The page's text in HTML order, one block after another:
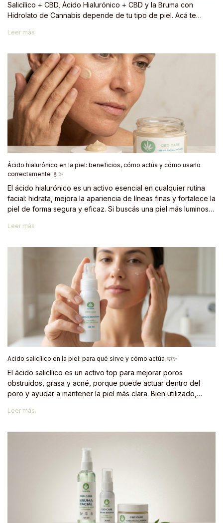
Salicílico + CBD, Ácido Hialurónico + CBD y la Bruma con
Hidrolato de Cannabis depende de tu tipo de piel. Acá te
Leer más
Ácido hialurónico en la piel: beneficios, cómo actúa y cómo usarlo
correctamente 💧✨
El ácido hialurónico es un activo esencial en cualquier rutina
facial: hidrata, mejora la apariencia de líneas finas y fortalece la
piel de forma segura y eficaz. Si buscás una piel más luminosa,
decisión alineada con el enfoque dermatológico. ✨
Leer más
Acido salicílico en la piel: para qué sirve y cómo actúa 🧼✨
El ácido salicílico es un activo top para mejorar poros
obstruidos, grasa y acné, porque puede actuar dentro del
poro y ayudar a mantener la piel más clara. Bien utilizado,
Leer más